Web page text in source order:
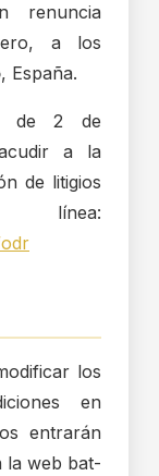
renuncia
a los
, España.
de 2 de
a la
de litigios
los
en
entrarán
la web bat-